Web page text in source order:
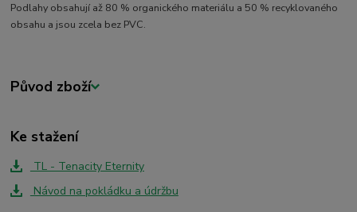
Podlahy obsahují až 80 % organického materiálu a 50 % recyklovaného
obsahu a jsou zcela bez PVC.
Původ zboží
Ke stažení
TL - Tenacity Eternity
Návod na pokládku a údržbu